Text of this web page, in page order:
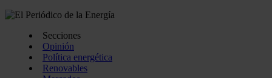
Secciones
Opinión
Política energética
Renovables